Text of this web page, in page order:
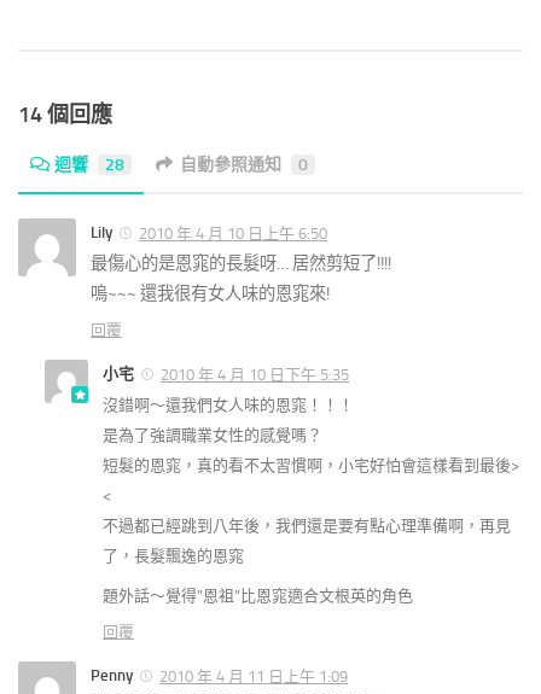
14 個回應
迴響 28 自動參照通知 0
Lily 2010 年 4 月 10 日上午 6:50
最傷心的是恩窕的長髮呀… 居然剪短了!!!!
嗚~~~ 還我很有女人味的恩窕來!
回覆
小宅
2010 年 4 月 10 日下午 5:35
沒錯啊～還我們女人味的恩窕！！！
是為了強調職業女性的感覺嗎？
短髮的恩窕，真的看不太習慣啊，小宅好怕會這樣看到最後>
<
不過都已經跳到八年後，我們還是要有點心理準備啊，再見
了，長髮飄逸的恩窕
題外話～覺得”恩祖”比恩窕適合文根英的角色
回覆
Penny 2010 年 4 月 11 日上午 1:09